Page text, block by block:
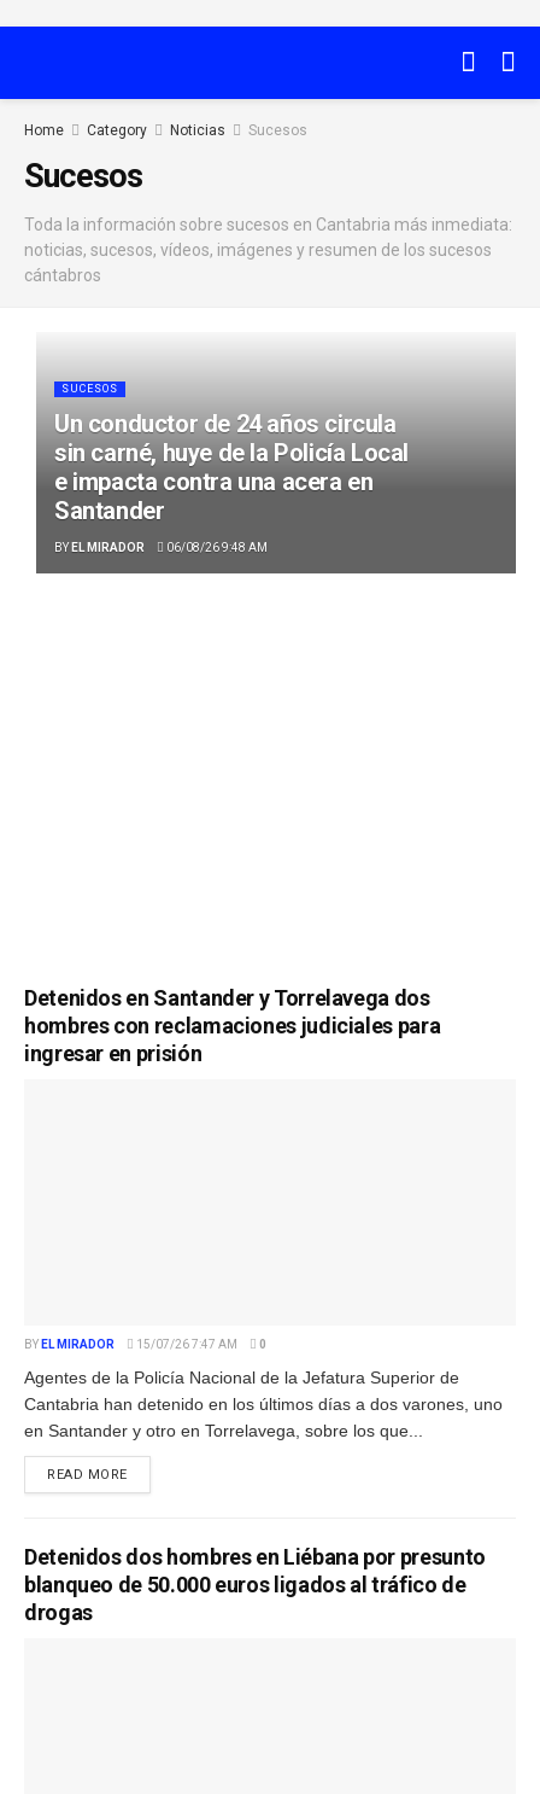
Home Category Noticias Sucesos
Sucesos
Toda la información sobre sucesos en Cantabria más inmediata:
noticias, sucesos, vídeos, imágenes y resumen de los sucesos
cántabros
SUCESOS
Un conductor de 24 años circula
sin carné, huye de la Policía Local
e impacta contra una acera en
Santander
BY EL MIRADOR 06/08/26 9:48 AM
Detenidos en Santander y Torrelavega dos
hombres con reclamaciones judiciales para
ingresar en prisión
BY EL MIRADOR 15/07/26 7:47 AM 0
Agentes de la Policía Nacional de la Jefatura Superior de
Cantabria han detenido en los últimos días a dos varones, uno
en Santander y otro en Torrelavega, sobre los que...
READ MORE
Detenidos dos hombres en Liébana por presunto
blanqueo de 50.000 euros ligados al tráfico de
drogas